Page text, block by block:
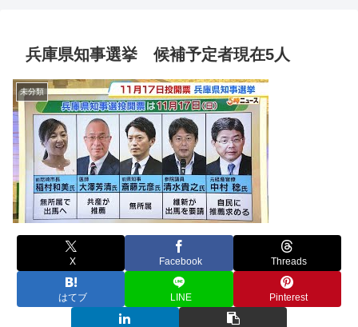
兵庫県知事選挙 候補予定者現在5人
未分類
X Facebook Threads
はてブ LINE Pinterest